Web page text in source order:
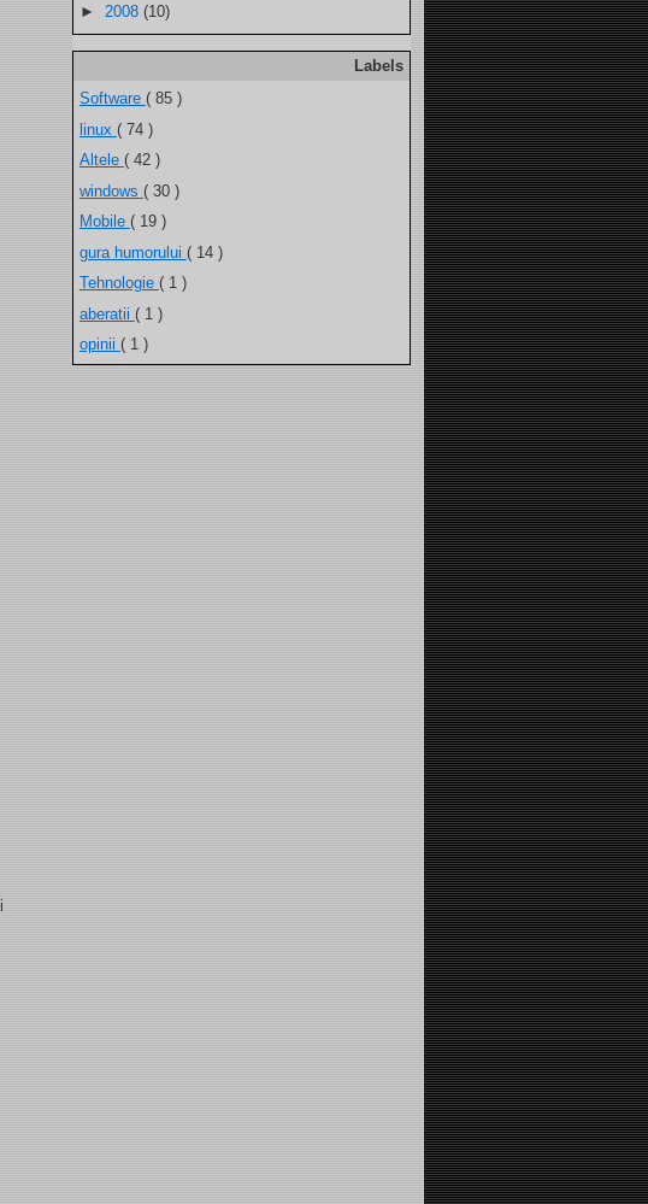
► 2008 (10)
Labels
Software ( 85 )
linux ( 74 )
Altele ( 42 )
windows ( 30 )
Mobile ( 19 )
gura humorului ( 14 )
Tehnologie ( 1 )
aberatii ( 1 )
opinii ( 1 )